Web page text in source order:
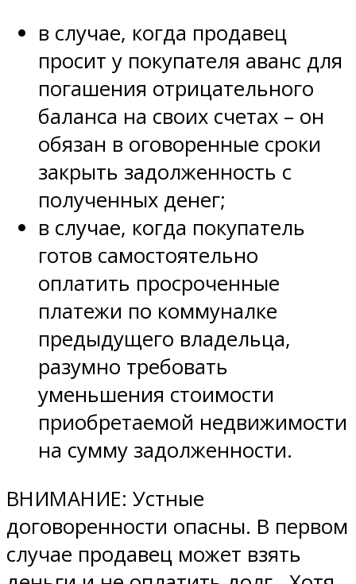
в случае, когда продавец
просит у покупателя аванс для
погашения отрицательного
баланса на своих счетах – он
обязан в оговоренные сроки
закрыть задолженность с
полученных денег;
в случае, когда покупатель
готов самостоятельно
оплатить просроченные
платежи по коммуналке
предыдущего владельца,
разумно требовать
уменьшения стоимости
приобретаемой недвижимости
на сумму задолженности.
ВНИМАНИЕ: Устные
договоренности опасны. В первом
случае продавец может взять